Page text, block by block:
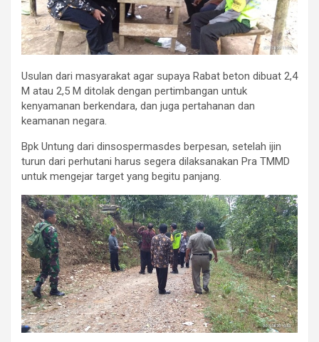
Usulan dari masyarakat agar supaya Rabat beton dibuat 2,4
M atau 2,5 M ditolak dengan pertimbangan untuk
kenyamanan berkendara, dan juga pertahanan dan
keamanan negara.
Bpk Untung dari dinsospermasdes berpesan, setelah ijin
turun dari perhutani harus segera dilaksanakan Pra TMMD
untuk mengejar target yang begitu panjang.